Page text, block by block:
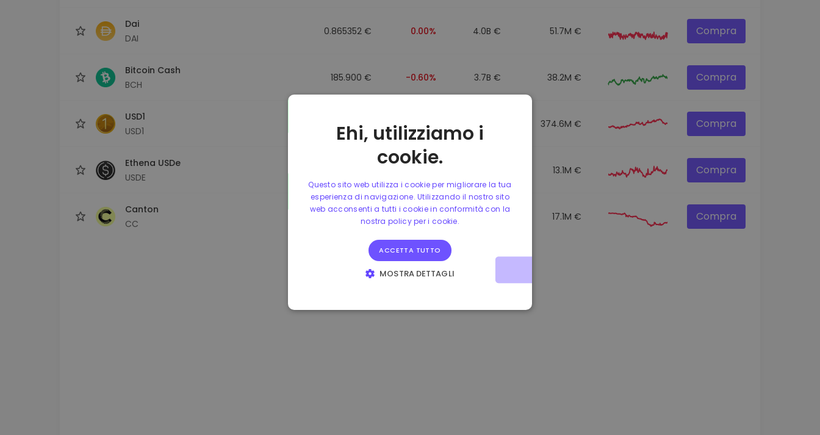
Dai
DAI
0.865352 € 0.00% 4.0B € 51.7M € Compra
Bitcoin Cash
BCH
185.900 € -0.60% 3.7B € 38.2M € Compra
USD1
USD1
0.864784 € 0.00% 3.5B € 374.6M € Compra
Ethena USDe
USDE
13.1M € Compra
Canton
CC
+4.90% 17.1M € Compra
Ehi, utilizziamo i
cookie.
Questo sito web utilizza i cookie per migliorare la tua
esperienza di navigazione. Utilizzando il nostro sito
web acconsenti a tutti i cookie in conformità con la
nostra policy per i cookie.
ACCETTA TUTTO
MOSTRA DETTAGLI